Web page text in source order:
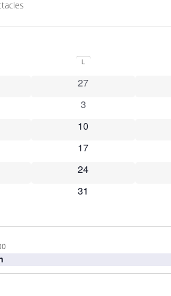
L
0 évènements
27
0 évènements
3
0 évènements
10
0 évènements
17
0 évènements
24
0 évènements
31